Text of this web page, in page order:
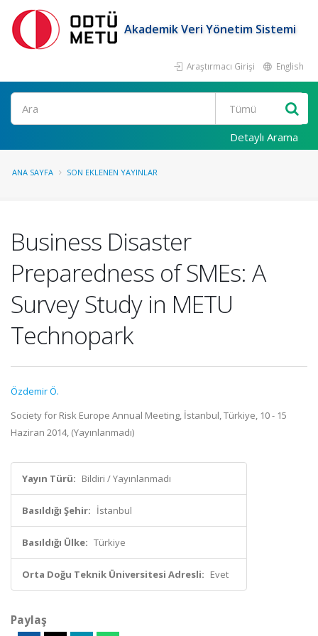
Akademik Veri Yönetim Sistemi
Araştırmacı Girişi English
Ara
Detaylı Arama
ANA SAYFA SON EKLENEN YAYINLAR
Business Disaster
Preparedness of SMEs: A
Survey Study in METU
Technopark
Özdemir Ö.
Society for Risk Europe Annual Meeting, İstanbul, Türkiye, 10 - 15
Haziran 2014, (Yayınlanmadı)
Yayın Türü: Bildiri / Yayınlanmadı
Basıldığı Şehir: İstanbul
Basıldığı Ülke: Türkiye
Orta Doğu Teknik Üniversitesi Adresli: Evet
Paylaş